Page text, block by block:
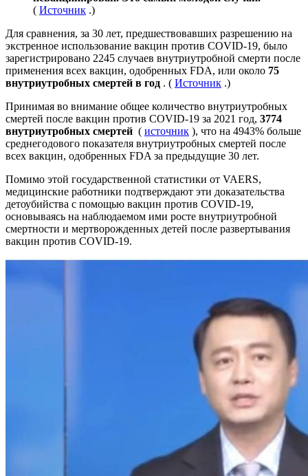
( Источник .)
Для сравнения, за 30 лет, предшествовавших разрешению на
экстренное использование вакцин против COVID-19, было
зарегистрировано 2245 случаев внутриутробной смерти после
применения всех вакцин, одобренных FDA, или около 75
внутриутробных смертей в год . ( Источник .)
Принимая во внимание общее количество внутриутробных
смертей после вакцин против COVID-19 за 2021 год, 3774
внутриутробных смертей ( источник ), что на 4943% больше
среднегодового показателя внутриутробных смертей после
всех вакцин, одобренных FDA за предыдущие 30 лет.
Помимо этой государственной статистики от VAERS,
медицинские работники подтверждают эти доказательства
детоубийства с помощью вакцин против COVID-19,
основываясь на наблюдаемом ими росте внутриутробной
смертности и мертворожденных детей после развертывания
вакцин против COVID-19.